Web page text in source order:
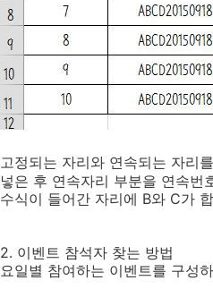
고정되는 자리와 연속되는 자리
넣은 후 연속자리 부분을 연속번
수식이 들어간 자리에 B와 C가
2. 이벤트 참석자 찾는 방법
요일별 참여하는 이벤트를 구성